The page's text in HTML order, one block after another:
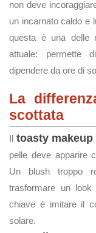
non deve
un incarnato caldo e
questa è una delle
attuale: permette
dipendere da ore di
La
scottata
Il toasty makeup
pelle deve apparire
Un blush troppo
trasformare un
chiave è imitare il
solare.